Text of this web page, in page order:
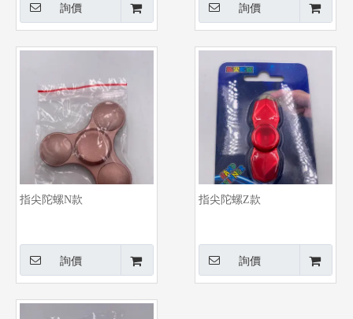
詢價 詢價
指尖陀螺N款
詢價
指尖陀螺Z款
詢價